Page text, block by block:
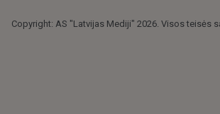
Copyright: AS "Latvijas Mediji" 2026. Visos teisės